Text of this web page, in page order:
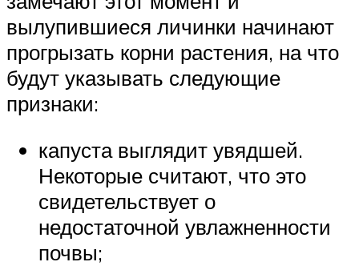
вылупившиеся личинки начинают
прогрызать корни растения, на что
будут указывать следующие
признаки:
капуста выглядит увядшей.
Некоторые считают, что это
свидетельствует о
недостаточной увлажненности
почвы;